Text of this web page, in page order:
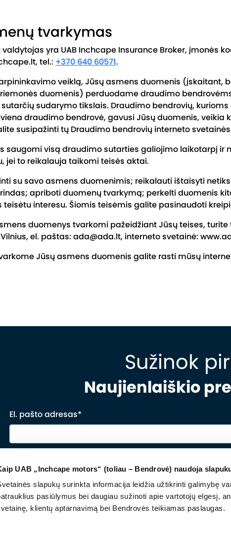
UAB „Inchcape motors“ (toliau – Bendrovė) naudoja
slapukų surinkta informacija leidžia užtikrinti galimybę
pasiūlymus bei daugiau sužinoti apie vartotojų elgesį,
klientų aptarnavimą bei Bendrovės teikiamas paslaugas.
tvarkymas
yra UAB Inchcape Insurance Broker, įmonės
tel.: +370 640 60571.
veiklą, Jūsų asmens duomenis (įskaitant,
duomenis) perduodame draudimo
sudarymo tikslais. Draudimo bendrovių,
draudimo bendrovė, gavusi Jūsų duomenis,
susipažinti tų Draudimo bendrovių interneto
saugomi visą draudimo sutarties galiojimo laikotarpį
jei to reikalauja taikomi teisės aktai.
su savo asmens duomenimis; reikalauti ištaisyti
apriboti duomenų tvarkymą; perkelti duomenis
interesu. Šiomis teisėmis galite pasinaudoti
duomenys tvarkomi pažeidžiant Jūsų teises,
Vilnius, el. paštas: ada@ada.lt, interneto svetainė:
Jūsų asmens duomenis galite rasti mūsų
Sužinok
Naujienlaiškio
El. pašto adresas*
tiesioginės rinkodaros tikslais kaip tai aprašyta
Privatumo politikoje